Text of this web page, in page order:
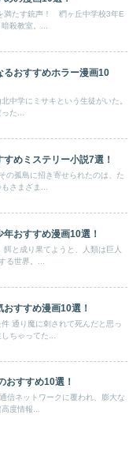
満たす銃声！ 椚ヶ丘中学校3年E
殺教室。...
るおすすめホラー漫画10
中学にミサキという生徒がいた。
た...
すめミステリー小説7選！
の孤島に招き寄せられたのは、た
さまざま...
年おすすめ漫画10選！
と成り果てようと、人類は巨人
世界。...
おすすめ漫画10選！
通り魔に刺されて死んだと思っ
ちゃってた...
おすすめ10選！
信ネットワークに覆われ、膨大な
度情報...